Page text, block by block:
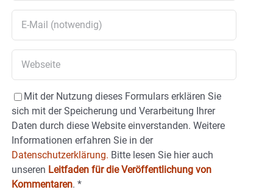
Mit der Nutzung dieses Formulars erklären Sie
sich mit der Speicherung und Verarbeitung Ihrer
Daten durch diese Website einverstanden. Weitere
Informationen erfahren Sie in der
Datenschutzerklärung. Bitte lesen Sie hier auch
unseren Leitfaden für die Veröffentlichung von
Kommentaren. *